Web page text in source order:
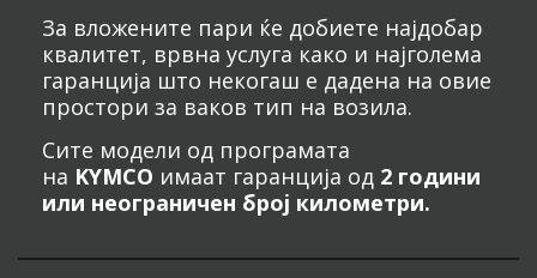
За вложените пари ќе добиете најдобар
квалитет, врвна услуга како и најголема
гаранција што некогаш е дадена на овие
простори за ваков тип на возила.
Сите модели од програмата
на KYMCO имаат гаранција од 2 години
или неограничен број километри.